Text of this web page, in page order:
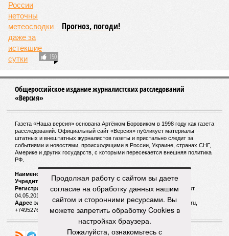
150
Прогноз, погоди!
Общероссийское издание журналистских расследований
«Версия»
Газета «Наша версия» основана Артёмом Боровиком в 1998 году как газета
расследований. Официальный сайт «Версия» публикует материалы
штатных и внештатных журналистов газеты и пристально следит за
событиями и новостями, происходящими в России, Украине, странах СНГ,
Америке и других государств, с которыми пересекается внешняя политика
РФ.
Наименование:
Учредитель:
ООО «Версия»,Главный редактор:Горевой Р. Г.
Регистрационный номер Роскомнадзора:ЭЛ № ФС 77 - 72681 от
04.05.2018 г.
Адрес электронной почты и телефон редакции:versia@versia.ru,
+74952760348
Продолжая работу с сайтом вы даете
согласие на обработку данных нашим
сайтом и сторонними ресурсами. Вы
можете запретить обработку Cookies в
настройках браузера.
Пожалуйста, ознакомьтесь с